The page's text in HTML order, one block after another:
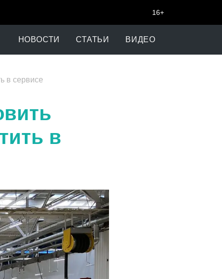
16+
НОВОСТИ СТАТЬИ ВИДЕО
в сервисе
в